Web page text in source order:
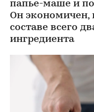
папье-маше и
Он экономичен,
составе всего
ингредиента